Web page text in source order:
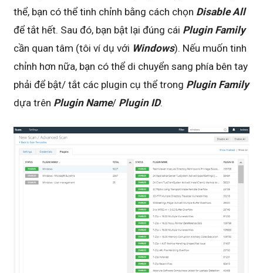
thể, bạn có thể tinh chỉnh bằng cách chọn Disable All
để tắt hết. Sau đó, bạn bật lại đúng cái Plugin Family
cần quan tâm (tôi ví dụ với Windows). Nếu muốn tinh
chỉnh hơn nữa, bạn có thể di chuyển sang phía bên tay
phải để bật/ tắt các plugin cụ thể trong Plugin Family
dựa trên Plugin Name/ Plugin ID.